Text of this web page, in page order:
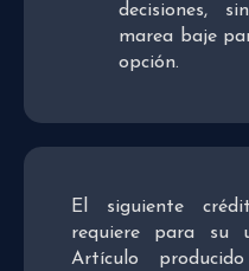
decisiones,
marea baje
opción.
El siguiente
requiere para su
Artículo